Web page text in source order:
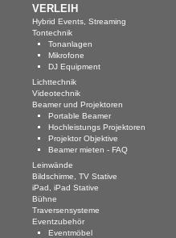
VERLEIH
Hybrid Events, Streaming
Tontechnik
Tonanlagen
Mikrofone
DJ Equipment
Lichttechnik
Videotechnik
Beamer und Projektoren
Portable Beamer
Hochleistungs Projektoren
Projektor Objektive
Beamer mieten - FAQ
Leinwände
Bildschirme, TV Stative
iPad, iPad Stative
Bühne
Traversensysteme
Eventzubehör
Eventmöbel